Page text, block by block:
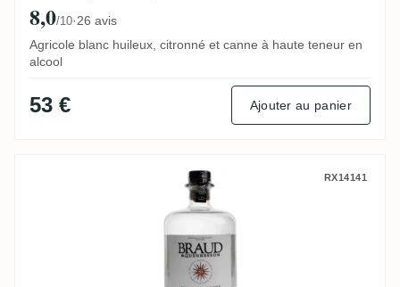
8,0/10·26 avis
Agricole blanc huileux, citronné et canne à haute teneur en
alcool
53 € Ajouter au panier
S.A USINE DU MARIN Braud & RX14141